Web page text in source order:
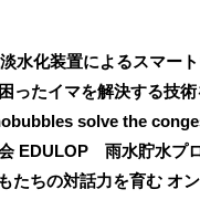
化装置によるスマー
たイマを解決する技術
solve the
EDULOP 雨水貯水プ
たちの対話力を育む オ